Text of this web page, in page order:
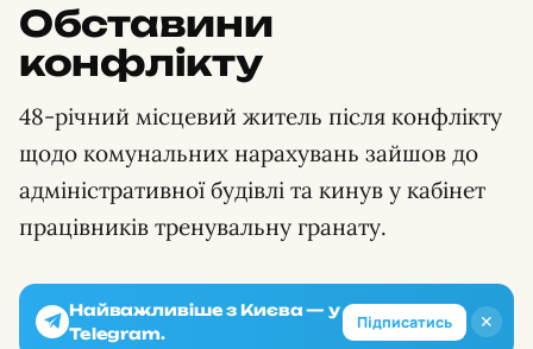
Обставини
конфлікту
48-річний місцевий житель після конфлікту
щодо комунальних нарахувань зайшов до
адміністративної будівлі та кинув у кабінет
працівників тренувальну гранату.
✕
Найважливіше з Києва — у
Telegram.
Підписатись